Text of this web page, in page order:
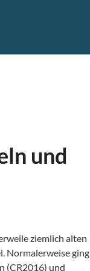
und
ziemlich alten
Normalerweise ging
(CR2016) und